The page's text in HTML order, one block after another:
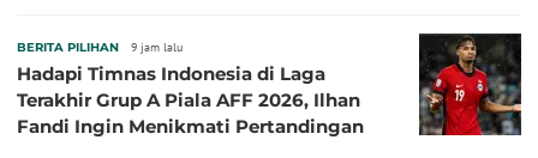
BERITA PILIHAN 9 jam lalu
Hadapi Timnas Indonesia di Laga
Terakhir Grup A Piala AFF 2026, Ilhan
Fandi Ingin Menikmati Pertandingan